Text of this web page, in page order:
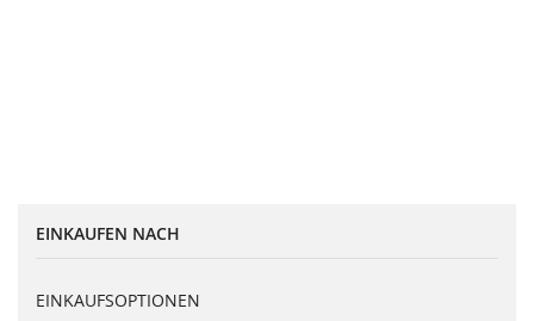
EINKAUFEN NACH
EINKAUFSOPTIONEN